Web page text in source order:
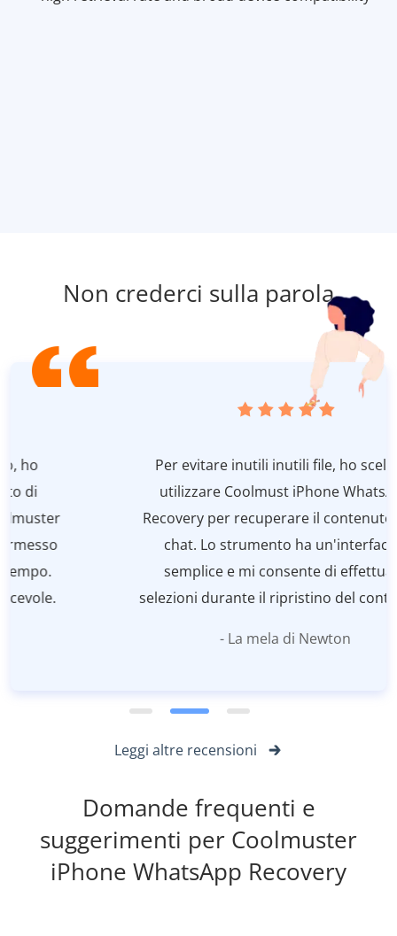
Non crederci sulla parola
Per evitare inutili inutili file, ho scelto di
utilizzare Coolmust iPhone WhatsApp
Recovery per recuperare il contenuto della
chat. Lo strumento ha un'interfaccia
semplice e mi consente di effettuare
selezioni durante il ripristino del contenuto.
- La mela di Newton
Leggi altre recensioni
Domande frequenti e
suggerimenti per Coolmuster
iPhone WhatsApp Recovery